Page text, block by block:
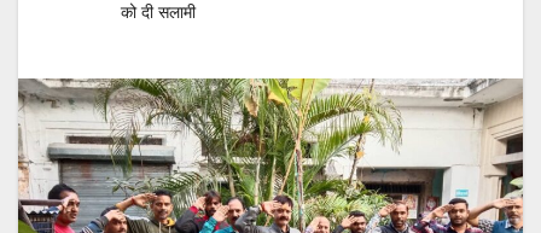
को दी सलामी